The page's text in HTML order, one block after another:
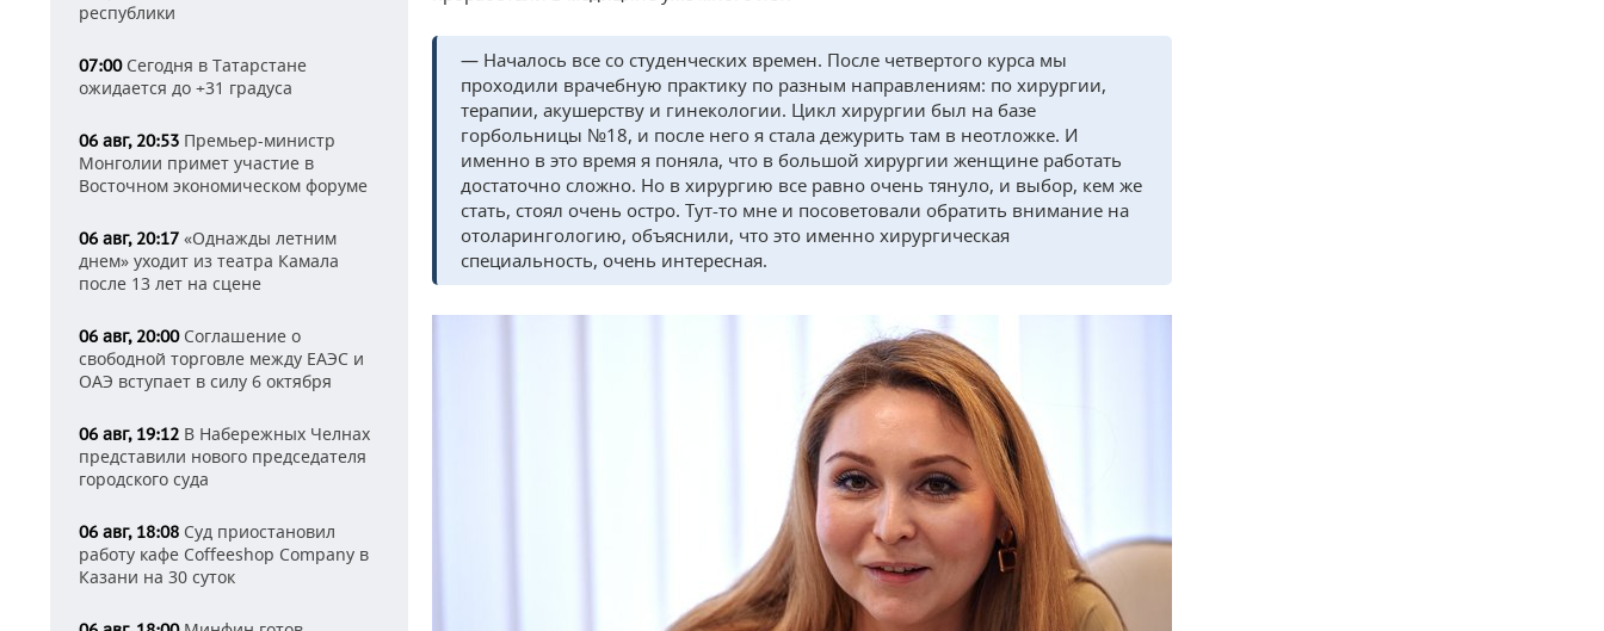
республики
07:00Сегодня в Татарстане
ожидается до +31 градуса
06 авг, 20:53 Премьер-министр
Монголии примет участие в
Восточном экономическом форуме
06 авг, 20:17 «Однажды летним
днем» уходит из театра Камала
после 13 лет на сцене
06 авг, 20:00Соглашение о
свободной торговле между ЕАЭС и
ОАЭ вступает в силу 6 октября
06 авг, 19:12 В Набережных Челнах
представили нового председателя
городского суда
06 авг, 18:08 Суд приостановил
работу кафе Coffeeshop Company в
Казани на 30 суток
— Началось все со студенческих времен. После четвертого курса мы
проходили врачебную практику по разным направлениям: по хирургии,
терапии, акушерству и гинекологии. Цикл хирургии был на базе
горбольницы №18, и после него я стала дежурить там в неотложке. И
именно в это время я поняла, что в большой хирургии женщине работать
достаточно сложно. Но в хирургию все равно очень тянуло, и выбор, кем же
стать, стоял очень остро. Тут-то мне и посоветовали обратить внимание на
отоларингологию, объяснили, что это именно хирургическая
специальность, очень интересная.